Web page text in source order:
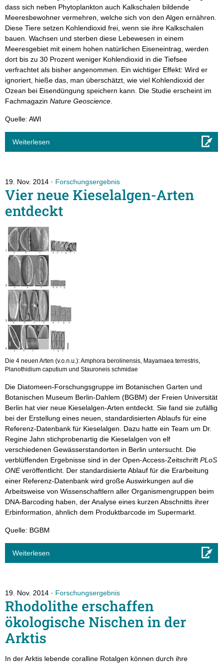
dass sich neben Phytoplankton auch Kalkschalen bildende
Meeresbewohner vermehren, welche sich von den Algen ernähren.
Diese Tiere setzen Kohlendioxid frei, wenn sie ihre Kalkschalen
bauen. Wachsen und sterben diese Lebewesen in einem
Meeresgebiet mit einem hohen natürlichen Eiseneintrag, werden
dort bis zu 30 Prozent weniger Kohlendioxid in die Tiefsee
verfrachtet als bisher angenommen. Ein wichtiger Effekt: Wird er
ignoriert, hieße das, man überschätzt, wie viel Kohlendioxid der
Ozean bei Eisendüngung speichern kann. Die Studie erscheint im
Fachmagazin Nature Geoscience.
Quelle: AWI
Weiterlesen
19. Nov. 2014 Forschungsergebnis
Vier neue Kieselalgen-Arten
entdeckt
Die 4 neuen Arten (v.o.n.u.): Amphora berolinensis, Mayamaea terrestris,
Planothidium caputium und Stauroneis schmidae
Die Diatomeen-Forschungsgruppe im Botanischen Garten und
Botanischen Museum Berlin-Dahlem (BGBM) der Freien Universität
Berlin hat vier neue Kieselalgen-Arten entdeckt. Sie fand sie zufällig
bei der Erstellung eines neuen, standardisierten Ablaufs für eine
Referenz-Datenbank für Kieselalgen. Dazu hatte ein Team um Dr.
Regine Jahn stichprobenartig die Kieselalgen von elf
verschiedenen Gewässerstandorten in Berlin untersucht. Die
verblüffenden Ergebnisse sind in der Open-Access-Zeitschrift PLoS
ONEveröffentlicht. Der standardisierte Ablauf für die Erarbeitung
einer Referenz-Datenbank wird große Auswirkungen auf die
Arbeitsweise von Wissenschaftlern aller Organismengruppen beim
DNA-Barcoding haben, der Analyse eines kurzen Abschnitts ihrer
Erbinformation, ähnlich dem Produktbarcode im Supermarkt.
Quelle: BGBM
Weiterlesen
19. Nov. 2014 Forschungsergebnis
Rhodolithe erschaffen
ökologische Nischen in der
Arktis
In der Arktis lebende coralline Rotalgen können durch ihre